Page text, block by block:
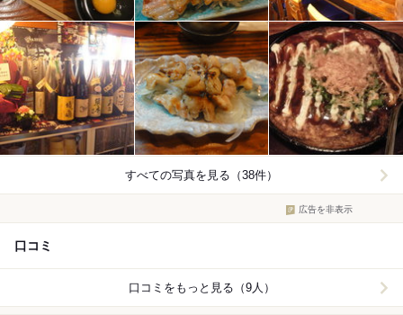
すべての写真を見る（38件）
広告を非表示
口コミ
口コミをもっと見る（9人）